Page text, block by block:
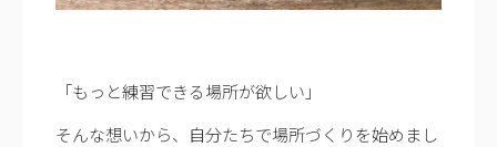
「もっと練習できる場所が欲しい」
そんな想いから、自分たちで場所づくりを始めまし